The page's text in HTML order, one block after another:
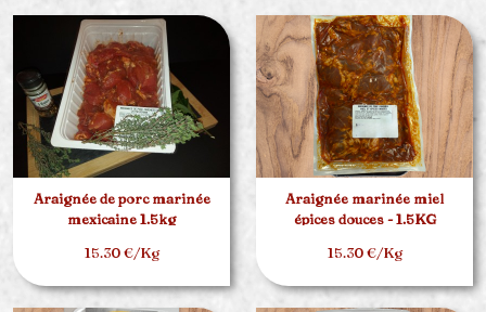
Araignée de porc marinée
mexicaine 1.5kg
15.30 €/Kg
Araignée marinée miel
épices douces - 1.5KG
15.30 €/Kg